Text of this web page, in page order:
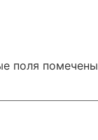
поля помечены